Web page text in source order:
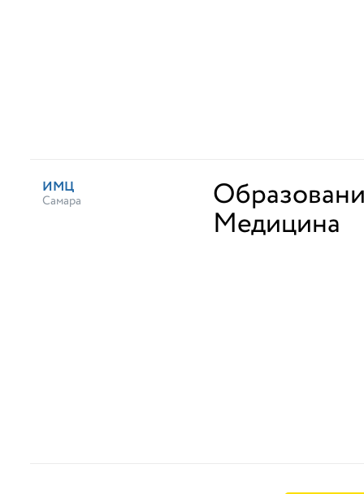
ИМЦ
Самара
Медицина